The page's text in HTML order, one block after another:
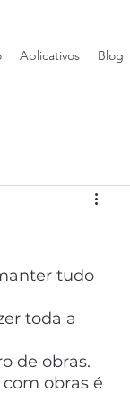
Aplicativos Blog
tudo
toda a
de obras.
obras é